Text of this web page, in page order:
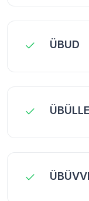
ÜBUD
ÜBÜLLE